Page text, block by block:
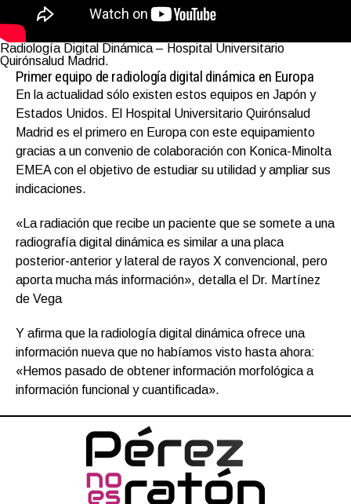
Radiología Digital Dinámica – Hospital Universitario
Quirónsalud Madrid.
Primer equipo de radiología digital dinámica en Europa
En la actualidad sólo existen estos equipos en Japón y
Estados Unidos. El Hospital Universitario Quirónsalud
Madrid es el primero en Europa con este equipamiento
gracias a un convenio de colaboración con Konica-Minolta
EMEA con el objetivo de estudiar su utilidad y ampliar sus
indicaciones.
«La radiación que recibe un paciente que se somete a una
radiografía digital dinámica es similar a una placa
posterior-anterior y lateral de rayos X convencional, pero
aporta mucha más información», detalla el Dr. Martínez
de Vega
Y afirma que la radiología digital dinámica ofrece una
información nueva que no habíamos visto hasta ahora:
«Hemos pasado de obtener información morfológica a
información funcional y cuantificada».